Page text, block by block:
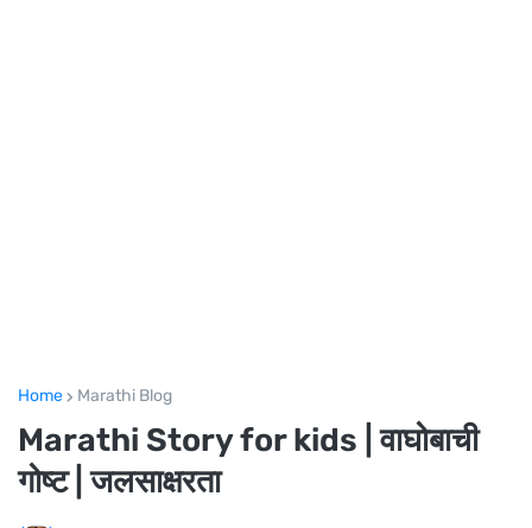
Home Marathi Blog
Marathi Story for kids | वाघोबाची
गोष्ट | जलसाक्षरता